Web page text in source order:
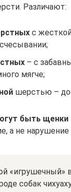
Различают:
с
– с
мягче;
шерстью –
быть щенки
а не нарушение
«игрушечный»
собак